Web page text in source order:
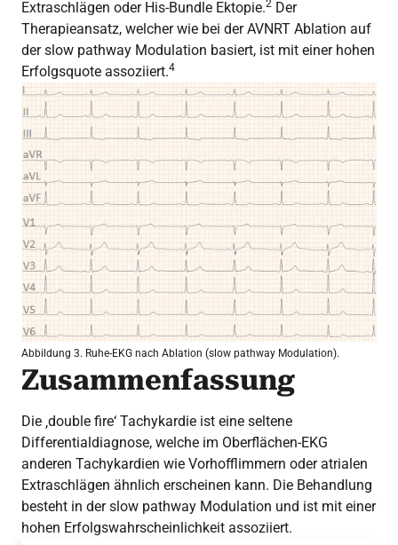
Extraschlägen oder His-Bundle Ektopie.2 Der
Therapieansatz, welcher wie bei der AVNRT Ablation auf
der slow pathway Modulation basiert, ist mit einer hohen
Erfolgsquote assoziiert.4
Abbildung 3. Ruhe-EKG nach Ablation (slow pathway Modulation).
Zusammenfassung
Die ‚double fire‘ Tachykardie ist eine seltene
Differentialdiagnose, welche im Oberflächen-EKG
anderen Tachykardien wie Vorhofflimmern oder atrialen
Extraschlägen ähnlich erscheinen kann. Die Behandlung
besteht in der slow pathway Modulation und ist mit einer
hohen Erfolgswahrscheinlichkeit assoziiert.